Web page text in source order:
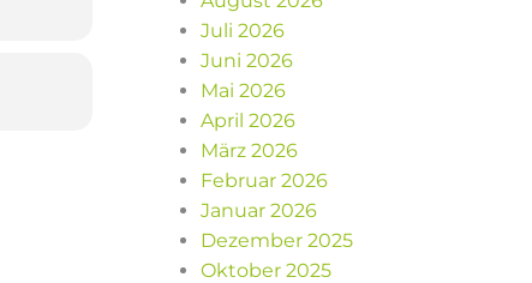
Juli 2026
Juni 2026
Mai 2026
April 2026
März 2026
Februar 2026
Januar 2026
Dezember 2025
Oktober 2025